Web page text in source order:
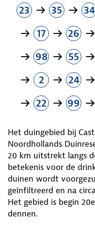
23 35 34
17
26
98
55
2
24
22
99
Het duingebied bij
Noordhollands
20 km uitstrekt langs
betekenis voor de
duinen wordt
geïnfiltreerd en na
Het gebied is begin
dennen.